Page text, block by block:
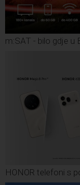
m:SAT - bilo gdje u
HONOR telefoni s